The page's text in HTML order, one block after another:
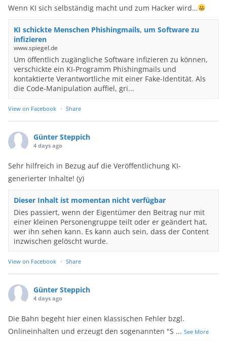
Wenn KI sich selbständig macht und zum Hacker wird…
KI schickte Menschen Phishingmails, um Software zu
infizieren
www.spiegel.de
Um öffentlich zugängliche Software infizieren zu können,
verschickte ein KI-Programm Phishingmails und
kontaktierte Verantwortliche mit einer Fake-Identität. Als
die Code-Manipulation auffiel, gri...
View on Facebook · Share
Günter Steppich
4 days ago
Sehr hilfreich in Bezug auf die Veröffentlichung KI-
generierter Inhalte! (y)
Dieser Inhalt ist momentan nicht verfügbar
Dies passiert, wenn der Eigentümer den Beitrag nur mit
einer kleinen Personengruppe teilt oder er geändert hat,
wer ihn sehen kann. Es kann auch sein, dass der Content
inzwischen gelöscht wurde.
View on Facebook · Share
Günter Steppich
4 days ago
Die Bahn begeht hier einen klassischen Fehler bzgl.
Onlineinhalten und erzeugt den sogenannten "S ... See More